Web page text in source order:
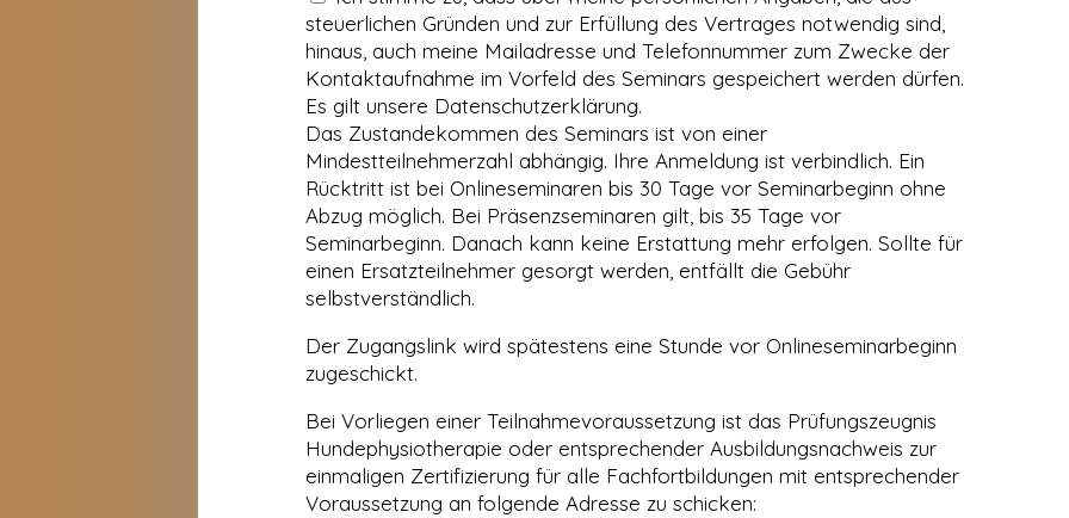
steuerlichen Gründen und zur Erfüllung des Vertrages notwendig sind,
hinaus, auch meine Mailadresse und Telefonnummer zum Zwecke der
Kontaktaufnahme im Vorfeld des Seminars gespeichert werden dürfen.
Es gilt unsere Datenschutzerklärung.
Das Zustandekommen des Seminars ist von einer
Mindestteilnehmerzahl abhängig. Ihre Anmeldung ist verbindlich. Ein
Rücktritt ist bei Onlineseminaren bis 30 Tage vor Seminarbeginn ohne
Abzug möglich. Bei Präsenzseminaren gilt, bis 35 Tage vor
Seminarbeginn. Danach kann keine Erstattung mehr erfolgen. Sollte für
einen Ersatzteilnehmer gesorgt werden, entfällt die Gebühr
selbstverständlich.
Der Zugangslink wird spätestens eine Stunde vor Onlineseminarbeginn
zugeschickt.
Bei Vorliegen einer Teilnahmevoraussetzung ist das Prüfungszeugnis
Hundephysiotherapie oder entsprechender Ausbildungsnachweis zur
einmaligen Zertifizierung für alle Fachfortbildungen mit entsprechender
Voraussetzung an folgende Adresse zu schicken: